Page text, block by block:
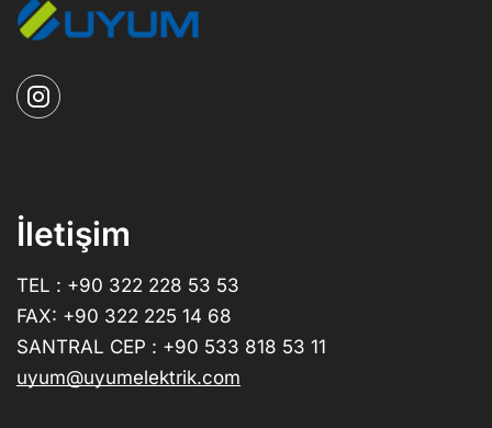
İletişim
TEL : +90 322 228 53 53
FAX: +90 322 225 14 68
SANTRAL CEP : +90 533 818 53 11
uyum@uyumelektrik.com